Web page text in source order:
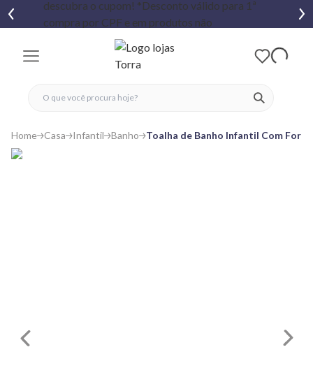
ver
fechar menu
fechar menu
favoritos
Home Casa Infantil Banho Toalha de Banho Infantil Com